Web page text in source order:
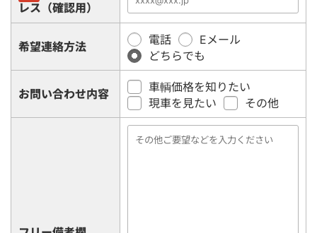
レス（確認用）
希望連絡方法
電話
Eメール
どちらでも
お問い合わせ内容
車輌価格を知りたい
現車を見たい
その他